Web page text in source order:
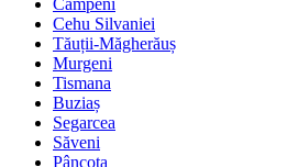
Câmpeni
Cehu Silvaniei
Tăuții-Măgherăuș
Murgeni
Tismana
Buziaș
Segarcea
Săveni
Pâncota